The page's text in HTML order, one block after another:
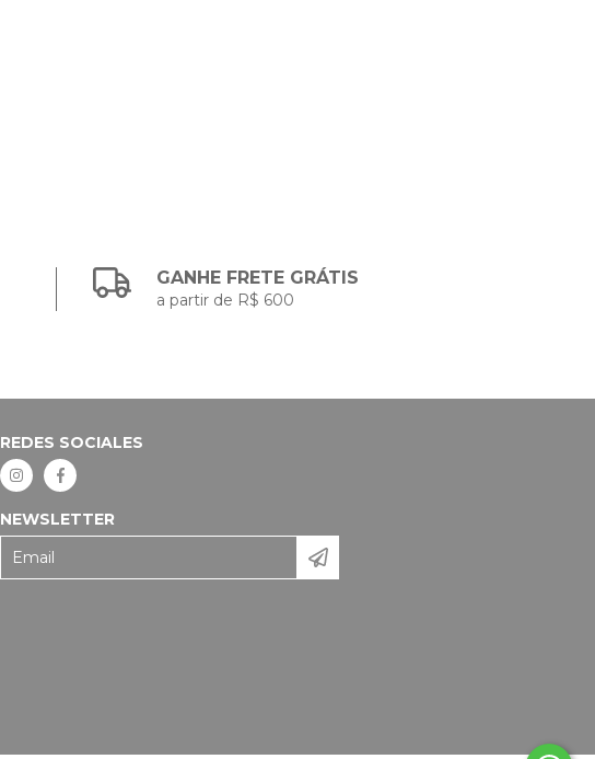
GANHE FRETE GRÁTIS
a partir de R$ 600
REDES SOCIALES
NEWSLETTER